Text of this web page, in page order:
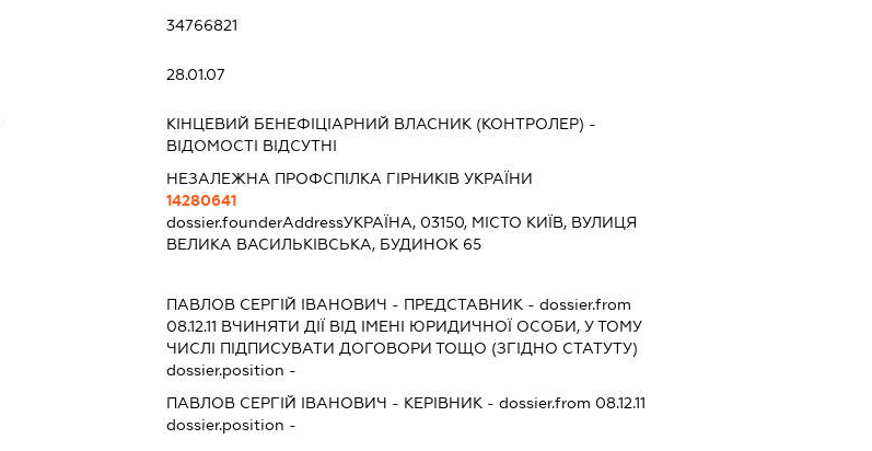
34766821
28.01.07
КІНЦЕВИЙ БЕНЕФІЦІАРНИЙ ВЛАСНИК (КОНТРОЛЕР) -
ВІДОМОСТІ ВІДСУТНІ
НЕЗАЛЕЖНА ПРОФСПІЛКА ГІРНИКІВ УКРАЇНИ
14280641
dossier.founderAddressУКРАЇНА, 03150, МІСТО КИЇВ, ВУЛИЦЯ
ВЕЛИКА ВАСИЛЬКІВСЬКА, БУДИНОК 65
ПАВЛОВ СЕРГІЙ ІВАНОВИЧ - ПРЕДСТАВНИК - dossier.from
08.12.11 ВЧИНЯТИ ДІЇ ВІД ІМЕНІ ЮРИДИЧНОЇ ОСОБИ, У ТОМУ
ЧИСЛІ ПІДПИСУВАТИ ДОГОВОРИ ТОЩО (ЗГІДНО СТАТУТУ)
dossier.position -
ПАВЛОВ СЕРГІЙ ІВАНОВИЧ - КЕРІВНИК - dossier.from 08.12.11
dossier.position -